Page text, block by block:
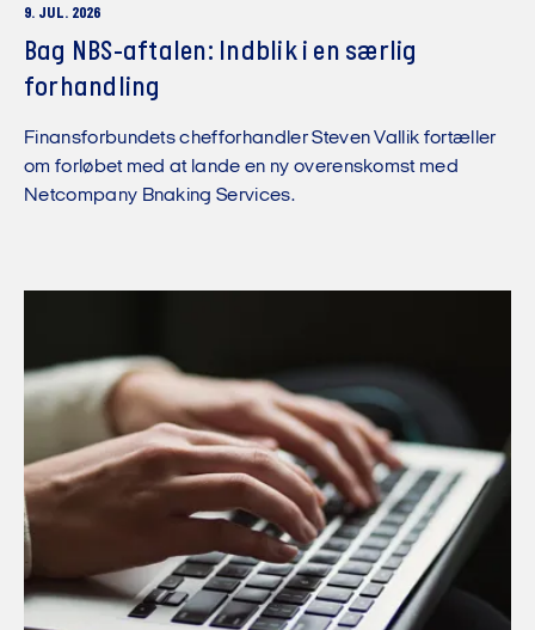
9. JUL. 2026
Bag NBS-aftalen: Indblik i en særlig
forhandling
Finansforbundets chefforhandler Steven Vallik fortæller
om forløbet med at lande en ny overenskomst med
Netcompany Bnaking Services.